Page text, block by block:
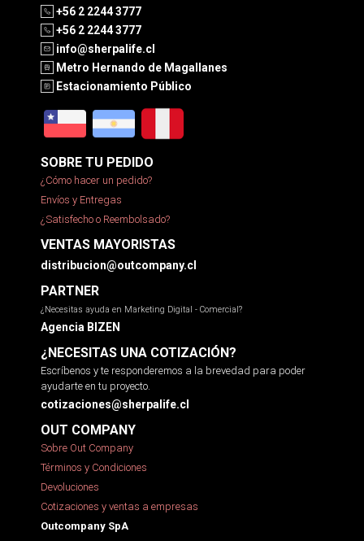
+56 2 2244 3777
+56 2 2244 3777
info@sherpalife.cl
Metro Hernando de Magallanes
Estacionamiento Público
SOBRE TU PEDIDO
¿Cómo hacer un pedido?
Envíos y Entregas
¿Satisfecho o Reembolsado?
VENTAS MAYORISTAS
distribucion@outcompany.cl
PARTNER
¿Necesitas ayuda en Marketing Digital - Comercial?
Agencia BIZEN
¿NECESITAS UNA COTIZACIÓN?
Escríbenos y te responderemos a la brevedad para poder
ayudarte en tu proyecto.
cotizaciones@sherpalife.cl
OUT COMPANY
Sobre Out Company
Términos y Condiciones
Devoluciones
Cotizaciones y ventas a empresas
Outcompany SpA